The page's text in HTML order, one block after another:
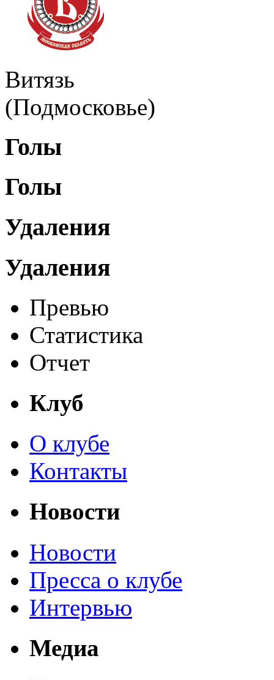
Витязь
(Подмосковье)
Голы
Голы
Удаления
Удаления
Превью
Статистика
Отчет
Клуб
О клубе
Контакты
Новости
Новости
Пресса о клубе
Интервью
Медиа